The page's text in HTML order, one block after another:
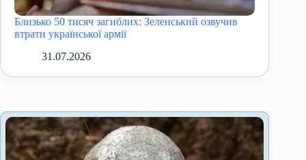
Близько 50 тисяч загиблих: Зеленський озвучив
втрати української армії
31.07.2026